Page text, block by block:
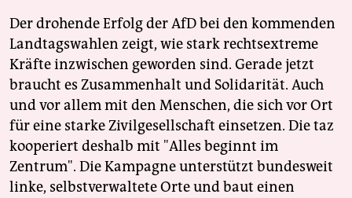
Der drohende Erfolg der AfD bei den kommenden
Landtagswahlen zeigt, wie stark rechtsextreme
Kräfte inzwischen geworden sind. Gerade jetzt
braucht es Zusammenhalt und Solidarität. Auch
und vor allem mit den Menschen, die sich vor Ort
für eine starke Zivilgesellschaft einsetzen. Die taz
kooperiert deshalb mit "Alles beginnt im
Zentrum". Die Kampagne unterstützt bundesweit
linke, selbstverwaltete Orte und baut einen